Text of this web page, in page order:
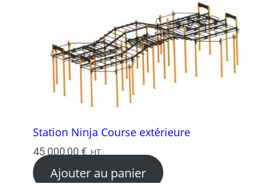
Station Ninja Course extérieure
45 000,00 € HT
Ajouter au panier